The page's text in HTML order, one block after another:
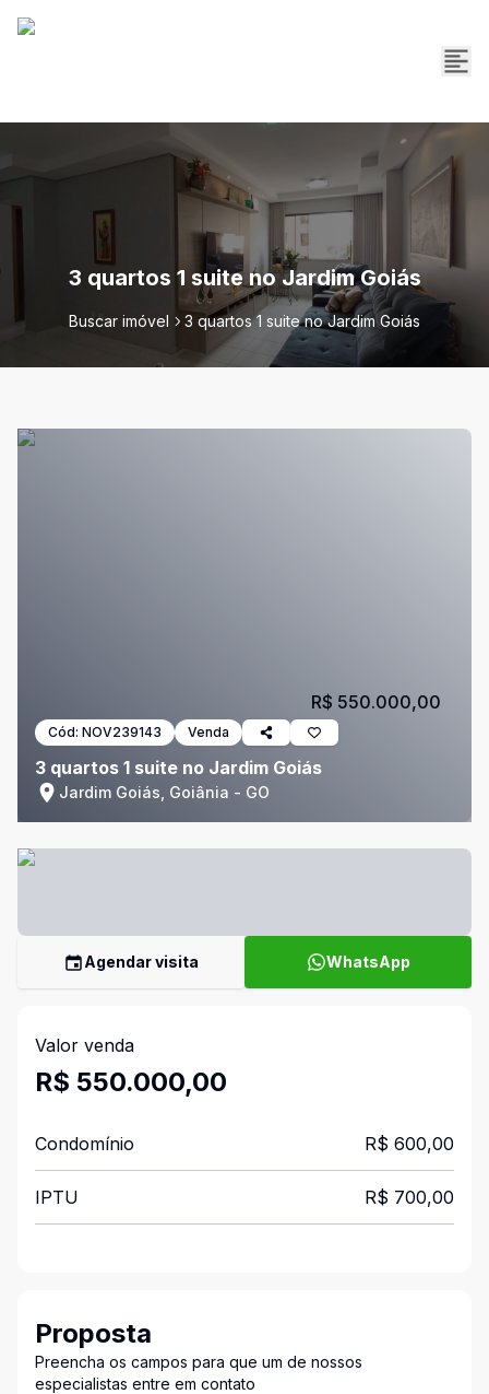
3 quartos 1 suite no Jardim Goiás
Buscar imóvel 3 quartos 1 suite no Jardim Goiás
Cód: NOV239143 Venda
3 quartos 1 suite no Jardim Goiás
Jardim Goiás, Goiânia - GO
R$ 550.000,00
Agendar visita WhatsApp
Valor venda
R$ 550.000,00
Condomínio R$ 600,00
IPTU R$ 700,00
Proposta
Preencha os campos para que um de nossos
especialistas entre em contato